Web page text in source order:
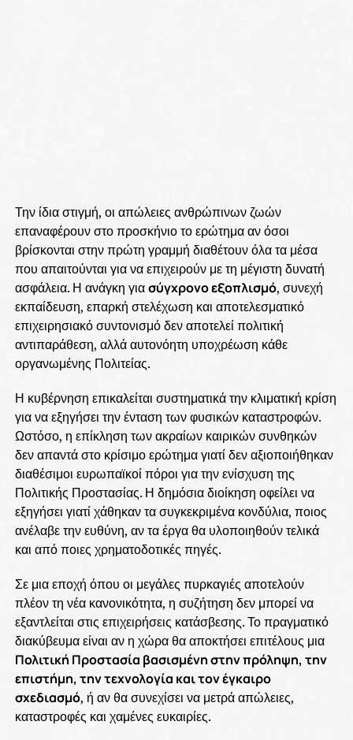
Την ίδια στιγμή, οι απώλειες ανθρώπινων ζωών
επαναφέρουν στο προσκήνιο το ερώτημα αν όσοι
βρίσκονται στην πρώτη γραμμή διαθέτουν όλα τα μέσα
που απαιτούνται για να επιχειρούν με τη μέγιστη δυνατή
ασφάλεια. Η ανάγκη γιασύγχρονο εξοπλισμό, συνεχή
εκπαίδευση, επαρκή στελέχωση και αποτελεσματικό
επιχειρησιακό συντονισμό δεν αποτελεί πολιτική
αντιπαράθεση, αλλά αυτονόητη υποχρέωση κάθε
οργανωμένης Πολιτείας.
Η κυβέρνηση επικαλείται συστηματικά την κλιματική κρίση
για να εξηγήσει την ένταση των φυσικών καταστροφών.
Ωστόσο, η επίκληση των ακραίων καιρικών συνθηκών
δεν απαντά στο κρίσιμο ερώτημα γιατί δεν αξιοποιήθηκαν
διαθέσιμοι ευρωπαϊκοί πόροι για την ενίσχυση της
Πολιτικής Προστασίας. Η δημόσια διοίκηση οφείλει να
εξηγήσει γιατί χάθηκαν τα συγκεκριμένα κονδύλια, ποιος
ανέλαβε την ευθύνη, αν τα έργα θα υλοποιηθούν τελικά
και από ποιες χρηματοδοτικές πηγές.
Σε μια εποχή όπου οι μεγάλες πυρκαγιές αποτελούν
πλέον τη νέα κανονικότητα, η συζήτηση δεν μπορεί να
εξαντλείται στις επιχειρήσεις κατάσβεσης. Το πραγματικό
διακύβευμα είναι αν η χώρα θα αποκτήσει επιτέλους μια
Πολιτική Προστασία βασισμένη στην πρόληψη, την
επιστήμη, την τεχνολογία και τον έγκαιρο
σχεδιασμό, ή αν θα συνεχίσει να μετρά απώλειες,
καταστροφές και χαμένες ευκαιρίες.